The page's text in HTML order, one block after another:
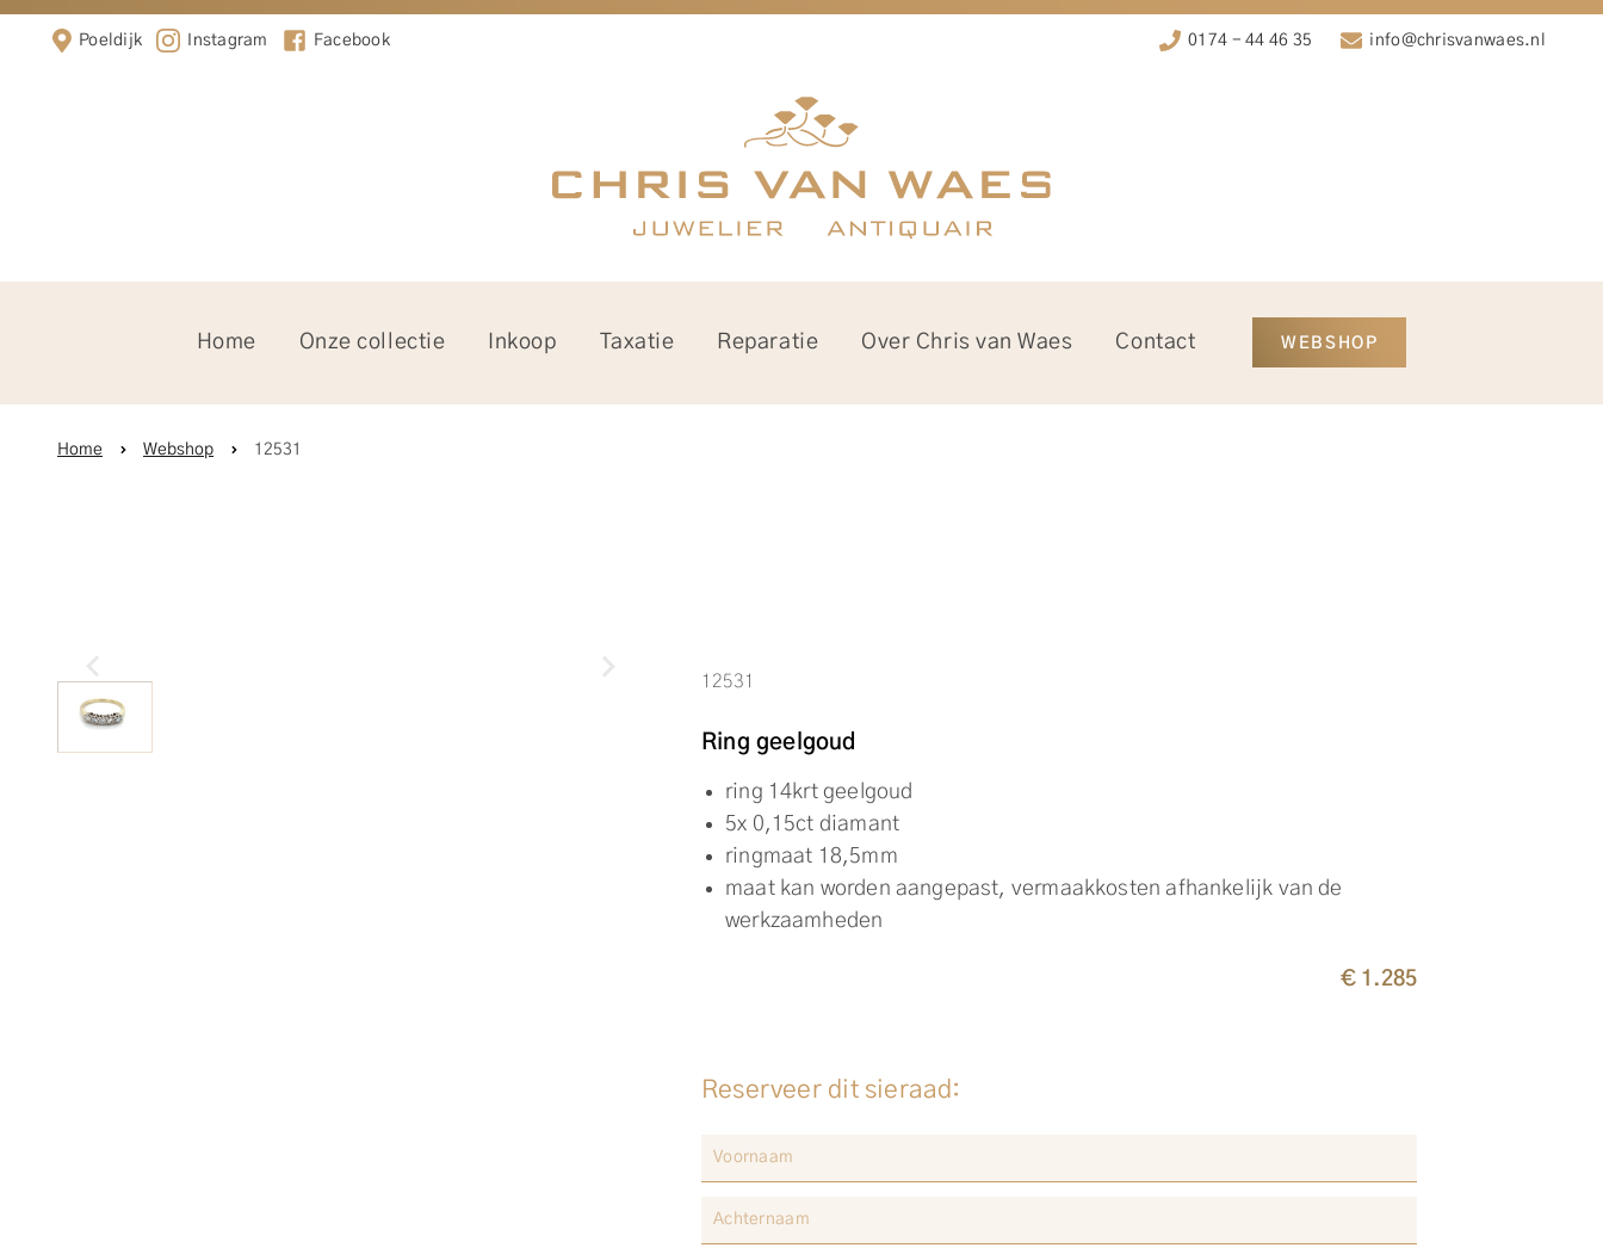
Poeldijk Instagram Facebook 0174 - 44 46 35 info@chrisvanwaes.nl
Home Onze collectie Inkoop Taxatie Reparatie Over Chris van Waes Contact WEBSHOP
Home Webshop 12531
12531
Ring geelgoud
ring 14krt geelgoud
5x 0,15ct diamant
ringmaat 18,5mm
maat kan worden aangepast, vermaakkosten afhankelijk van de
werkzaamheden
€ 1.285
Reserveer dit sieraad: